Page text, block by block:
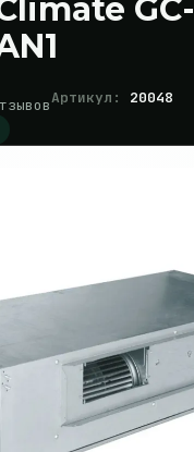
GC-
Артикул: 20048